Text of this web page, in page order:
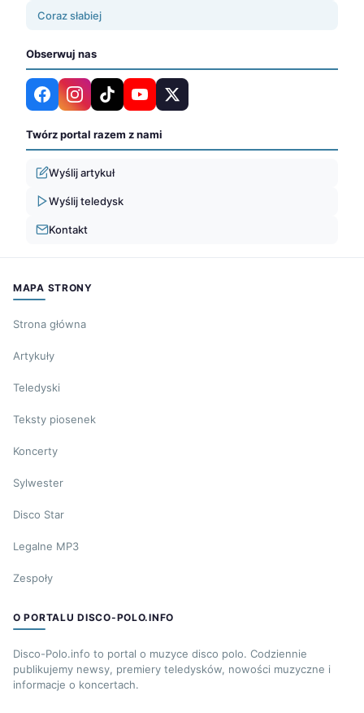
Coraz słabiej
Obserwuj nas
Twórz portal razem z nami
Wyślij artykuł
Wyślij teledysk
Kontakt
MAPA STRONY
Strona główna
Artykuły
Teledyski
Teksty piosenek
Koncerty
Sylwester
Disco Star
Legalne MP3
Zespoły
O PORTALU DISCO-POLO.INFO
Disco-Polo.info to portal o muzyce disco polo. Codziennie
publikujemy newsy, premiery teledysków, nowości muzyczne i
informacje o koncertach.